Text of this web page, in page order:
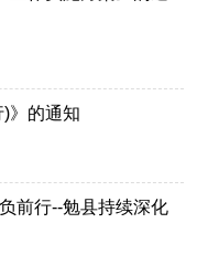
》的通知
前行--勉县持续深化